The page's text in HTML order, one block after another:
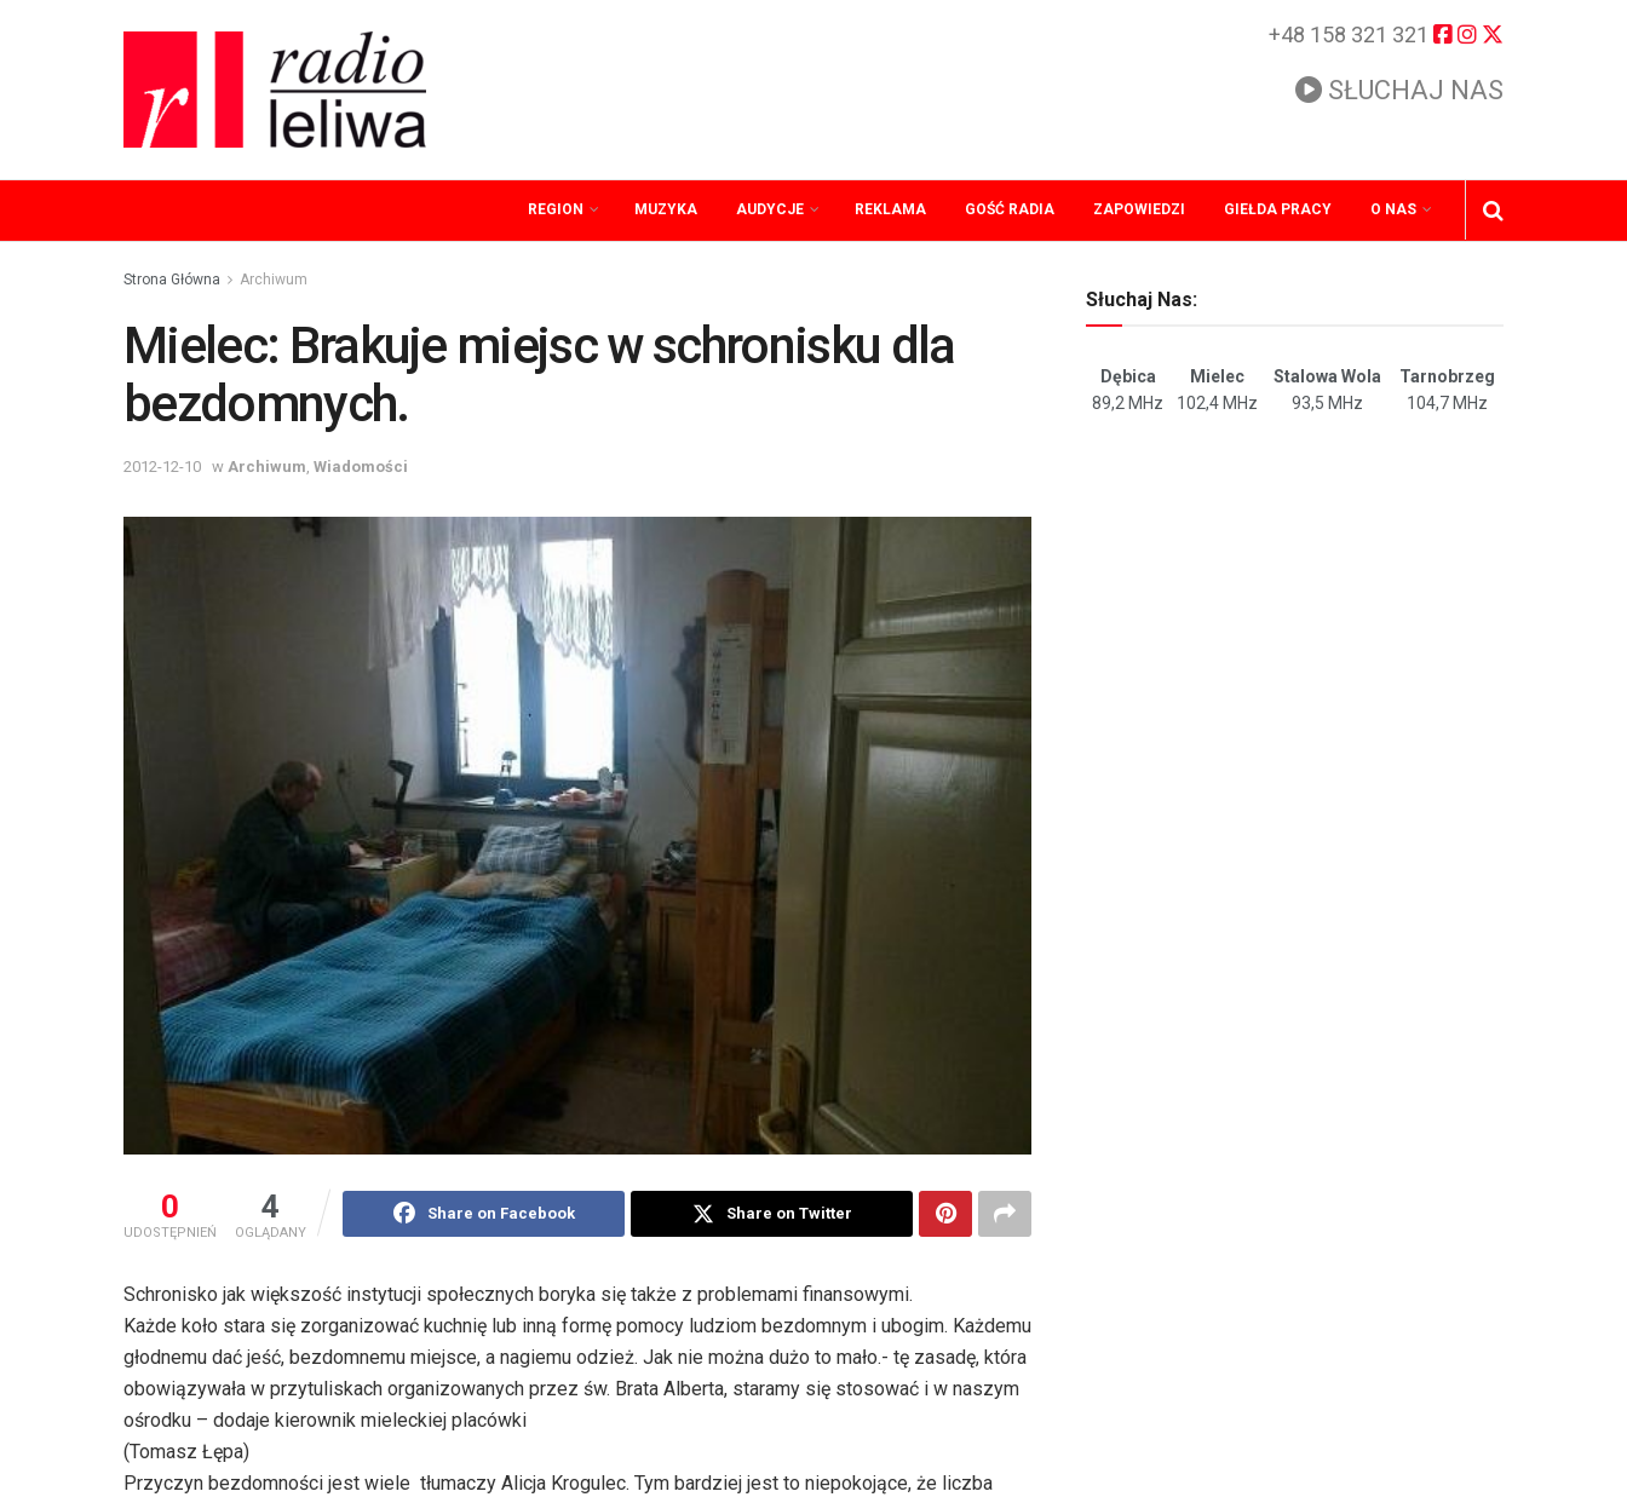
+48 158 321 321
SŁUCHAJ NAS
REGION MUZYKA AUDYCJE REKLAMA GOŚĆ RADIA ZAPOWIEDZI GIEŁDA PRACY O NAS
Strona Główna Archiwum
Mielec: Brakuje miejsc w schronisku dla
bezdomnych.
2012-12-10 w Archiwum Wiadomości
0
UDOSTĘPNIEŃ
4
OGLĄDANY
Share on Facebook Share on Twitter
Schronisko jak większość instytucji społecznych boryka się także z problemami finansowymi.
Każde koło stara się zorganizować kuchnię lub inną formę pomocy ludziom bezdomnym i ubogim. Każdemu
głodnemu dać jeść, bezdomnemu miejsce, a nagiemu odzież. Jak nie można dużo to mało.- tę zasadę, która
obowiązywała w przytuliskach organizowanych przez św. Brata Alberta, staramy się stosować i w naszym
ośrodku – dodaje kierownik mieleckiej placówki
(Tomasz Łępa)
Przyczyn bezdomności jest wiele  tłumaczy Alicja Krogulec. Tym bardziej jest to niepokojące, że liczba
Słuchaj Nas:
Dębica Mielec Stalowa Wola
Tarnobrzeg
89,2 MHz
102,4 MHz 93,5 MHz 104,7 MHz